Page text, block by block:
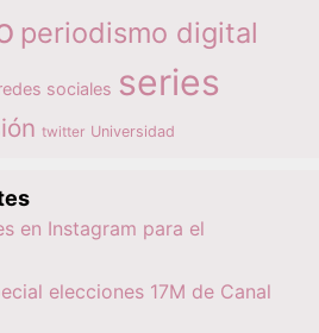
periodismo digital
sociales series
twitter Universidad
en Instagram para el
elecciones 17M de Canal